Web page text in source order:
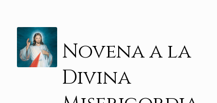
Novena a la
Divina